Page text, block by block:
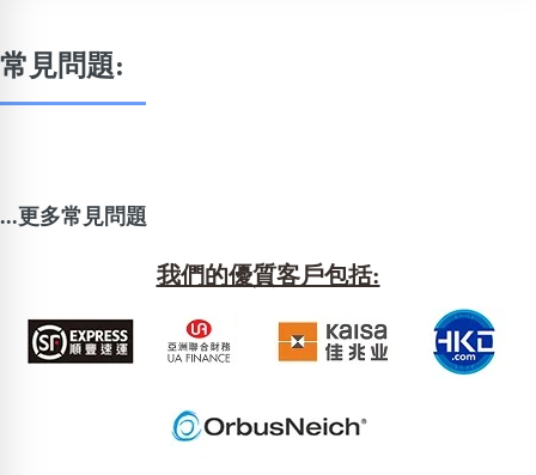
常見問題:
...更多常見問題
我們的優質客戶包括: